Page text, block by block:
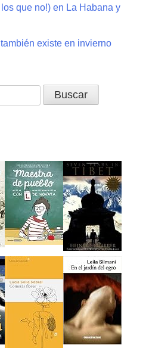
los que no!) en La Habana y
existe en invierno